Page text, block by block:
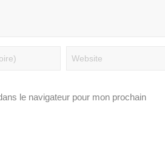
le navigateur pour mon prochain